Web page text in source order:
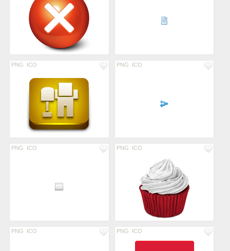
PNG ICO PNG ICO
PNG ICO PNG ICO
PNG ICO PNG ICO